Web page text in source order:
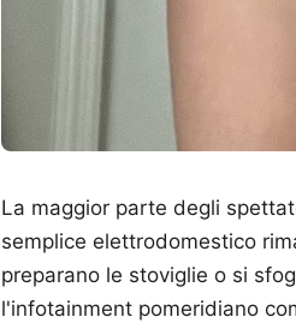
La maggior parte degli
semplice elettrodomestico
preparano le stoviglie o si
l'infotainment pomeridiano